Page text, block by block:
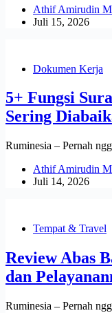
Athif Amirudin
Juli 15, 2026
Dokumen Kerja
5+ Fungsi
Sering
Ruminesia – Pernah
Athif Amirudin
Juli 14, 2026
Tempat & Travel
Review Abas
dan
Ruminesia – Pernah